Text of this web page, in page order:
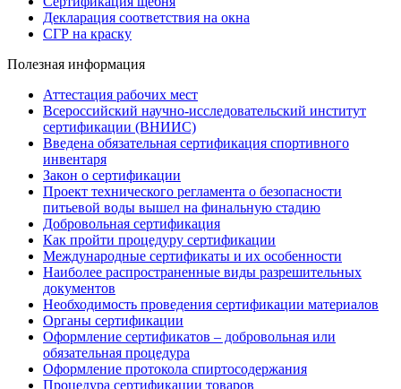
Декларация соответствия на окна
СГР на краску
Полезная информация
Аттестация рабочих мест
Всероссийский научно-исследовательский институт
сертификации (ВНИИС)
Введена обязательная сертификация спортивного
инвентаря
Закон о сертификации
Проект технического регламента о безопасности
питьевой воды вышел на финальную стадию
Добровольная сертификация
Как пройти процедуру сертификации
Международные сертификаты и их особенности
Наиболее распространенные виды разрешительных
документов
Необходимость проведения сертификации материалов
Органы сертификации
Оформление сертификатов – добровольная или
обязательная процедура
Оформление протокола спиртосодержания
Процедура сертификации товаров